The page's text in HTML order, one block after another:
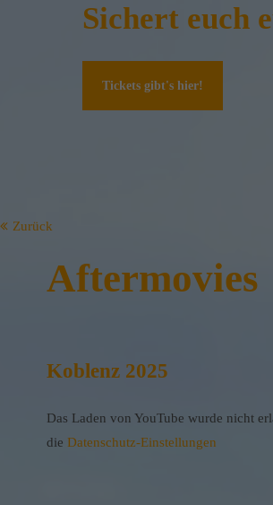
Sichert euch
Tickets gibt's hier!
Zurück
Aftermovies
Koblenz 2025
Das Laden von YouTube wurde nicht
die Datenschutz-Einstellungen